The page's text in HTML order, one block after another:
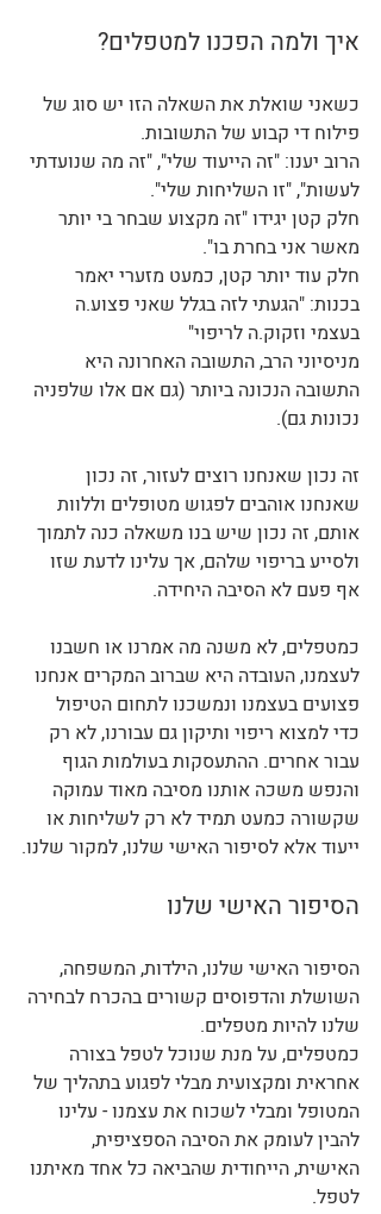
איך ולמה הפכנו למטפלים?
כשאני שואלת את השאלה הזו יש סוג של
פילוח די קבוע של התשובות.
הרוב יענו: "זה הייעוד שלי", "זה מה שנועדתי
לעשות", "זו השליחות שלי".
חלק קטן יגידו "זה מקצוע שבחר בי יותר
מאשר אני בחרת בו".
חלק עוד יותר קטן, כמעט מזערי יאמר
בכנות: "הגעתי לזה בגלל שאני פצוע.ה
בעצמי וזקוק.ה לריפוי"
מניסיוני הרב, התשובה האחרונה היא
התשובה הנכונה ביותר (גם אם אלו שלפניה
נכונות גם).
זה נכון שאנחנו רוצים לעזור, זה נכון
שאנחנו אוהבים לפגוש מטופלים וללוות
אותם, זה נכון שיש בנו משאלה כנה לתמוך
ולסייע בריפוי שלהם, אך עלינו לדעת שזו
אף פעם לא הסיבה היחידה.
כמטפלים, לא משנה מה אמרנו או חשבנו
לעצמנו, העובדה היא שברוב המקרים אנחנו
פצועים בעצמנו ונמשכנו לתחום הטיפול
כדי למצוא ריפוי ותיקון גם עבורנו, לא רק
עבור אחרים. ההתעסקות בעולמות הגוף
והנפש משכה אותנו מסיבה מאוד עמוקה
שקשורה כמעט תמיד לא רק לשליחות או
ייעוד אלא לסיפור האישי שלנו, למקור שלנו.
הסיפור האישי שלנו
הסיפור האישי שלנו, הילדות, המשפחה,
השושלת והדפוסים קשורים בהכרח לבחירה
שלנו להיות מטפלים.
כמטפלים, על מנת שנוכל לטפל בצורה
אחראית ומקצועית מבלי לפגוע בתהליך של
המטופל ומבלי לשכוח את עצמנו - עלינו
להבין לעומק את הסיבה הספציפית,
האישית, הייחודית שהביאה כל אחד מאיתנו
לטפל.